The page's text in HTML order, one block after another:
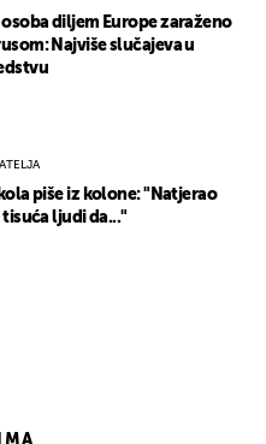
osoba diljem Europe zaraženo
Najviše slučajeva u
piše iz kolone: "Natjerao
tisuća ljudi da..."